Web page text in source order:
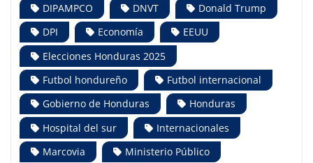
DIPAMPCO
DNVT
Donald Trump
DPI
Economía
EEUU
Elecciones Honduras 2025
Futbol hondureño
Futbol internacional
Gobierno de Honduras
Honduras
Hospital del sur
Internacionales
Marcovia
Ministerio Público